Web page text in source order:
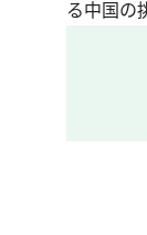
る中国の